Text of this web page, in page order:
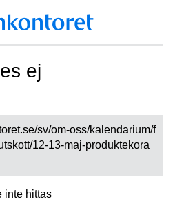
ej
sv/om-oss/kalendarium/f
12-13-maj-produktekora
inte hittas